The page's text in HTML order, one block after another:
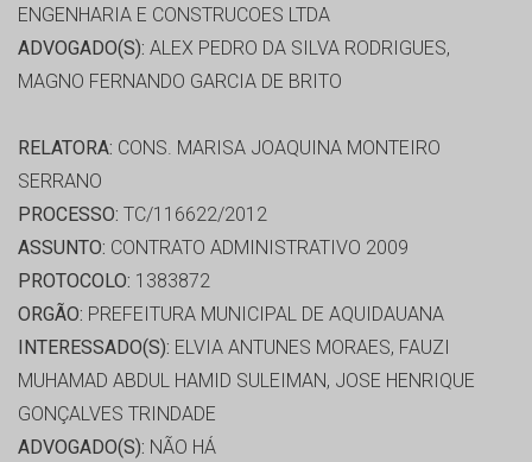
ENGENHARIA E CONSTRUCOES LTDA
ADVOGADO(S): ALEX PEDRO DA SILVA RODRIGUES,
MAGNO FERNANDO GARCIA DE BRITO
RELATORA: CONS. MARISA JOAQUINA MONTEIRO
SERRANO
PROCESSO: TC/116622/2012
ASSUNTO: CONTRATO ADMINISTRATIVO 2009
PROTOCOLO: 1383872
ORGÃO: PREFEITURA MUNICIPAL DE AQUIDAUANA
INTERESSADO(S): ELVIA ANTUNES MORAES, FAUZI
MUHAMAD ABDUL HAMID SULEIMAN, JOSE HENRIQUE
GONÇALVES TRINDADE
ADVOGADO(S): NÃO HÁ